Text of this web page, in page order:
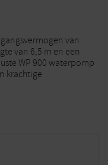
van
van 6,5 m en een
WP 900 waterpomp
krachtige